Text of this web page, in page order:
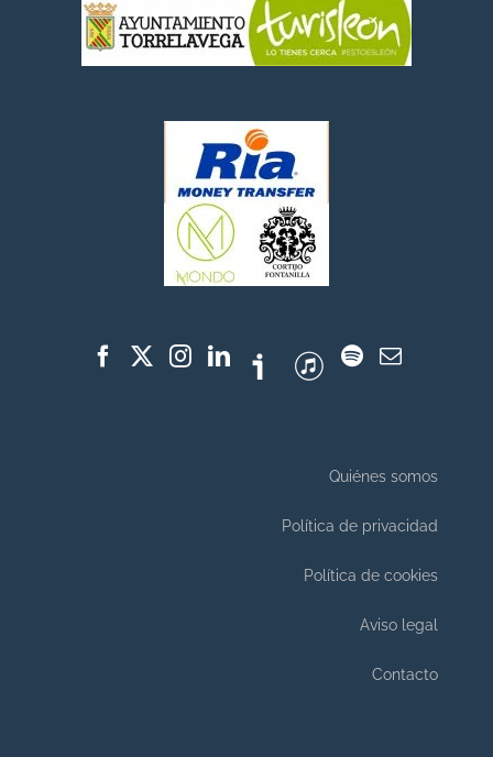
Quiénes somos
Política de privacidad
Política de cookies
Aviso legal
Contacto